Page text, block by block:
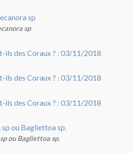
sp
ou Bagliettoa sp.